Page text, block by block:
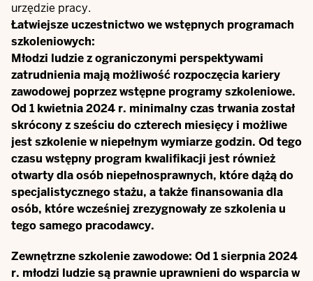
urzędzie pracy.
Łatwiejsze uczestnictwo we wstępnych programach
szkoleniowych:
Młodzi ludzie z ograniczonymi perspektywami
zatrudnienia mają możliwość rozpoczęcia kariery
zawodowej poprzez wstępne programy szkoleniowe.
Od 1 kwietnia 2024 r. minimalny czas trwania został
skrócony z sześciu do czterech miesięcy i możliwe
jest szkolenie w niepełnym wymiarze godzin. Od tego
czasu wstępny program kwalifikacji jest również
otwarty dla osób niepełnosprawnych, które dążą do
specjalistycznego stażu, a także finansowania dla
osób, które wcześniej zrezygnowały ze szkolenia u
tego samego pracodawcy.
Zewnętrzne szkolenie zawodowe: Od 1 sierpnia 2024
r. młodzi ludzie są prawnie uprawnieni do wsparcia w